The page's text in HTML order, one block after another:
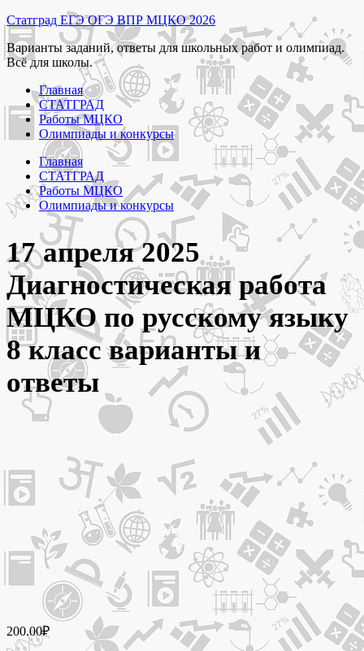
Перейти
к
содержимому
Статград ЕГЭ ОГЭ ВПР МЦКО 2026
Варианты заданий, ответы для школьных работ и олимпиад.
Всё для школы.
Главная
СТАТГРАД
Работы МЦКО
Олимпиады и конкурсы
Главная
СТАТГРАД
Работы МЦКО
Олимпиады и конкурсы
17 апреля 2025
Диагностическая работа
МЦКО по русскому языку
8 класс варианты и
ответы
200.00₽